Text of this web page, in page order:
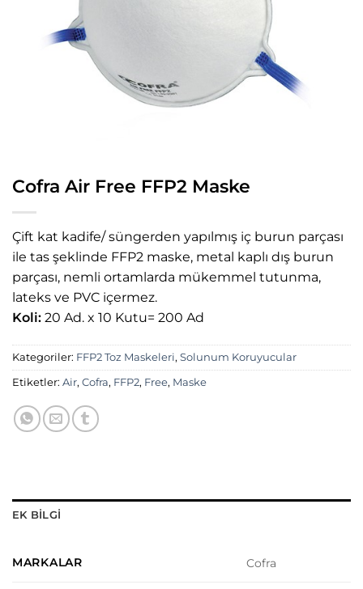
Cofra Air Free FFP2 Maske
Çift kat kadife/ süngerden yapılmış iç burun parçası
ile tas şeklinde FFP2 maske, metal kaplı dış burun
parçası, nemli ortamlarda mükemmel tutunma,
lateks ve PVC içermez.
Koli: 20 Ad. x 10 Kutu= 200 Ad
Kategoriler: FFP2 Toz Maskeleri, Solunum Koruyucular
Etiketler: Air, Cofra, FFP2, Free, Maske
EK BILGI
MARKALAR Cofra